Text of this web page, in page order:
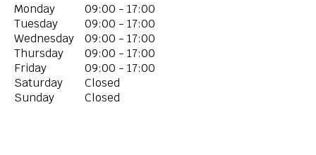
Monday
09:00 - 17:00
Tuesday
09:00 - 17:00
Wednesday
09:00 - 17:00
Thursday
09:00 - 17:00
Friday
09:00 - 17:00
Saturday
Closed
Sunday
Closed